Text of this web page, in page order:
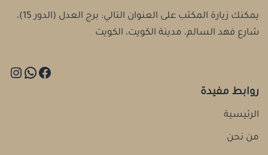
يمكنك زيارة المكتب على العنوان التالي: برج العدل (الدور 15)،
شارع فهد السالم، مدينة الكويت، الكويت
روابط مفيدة
الرئيسية
من نحن